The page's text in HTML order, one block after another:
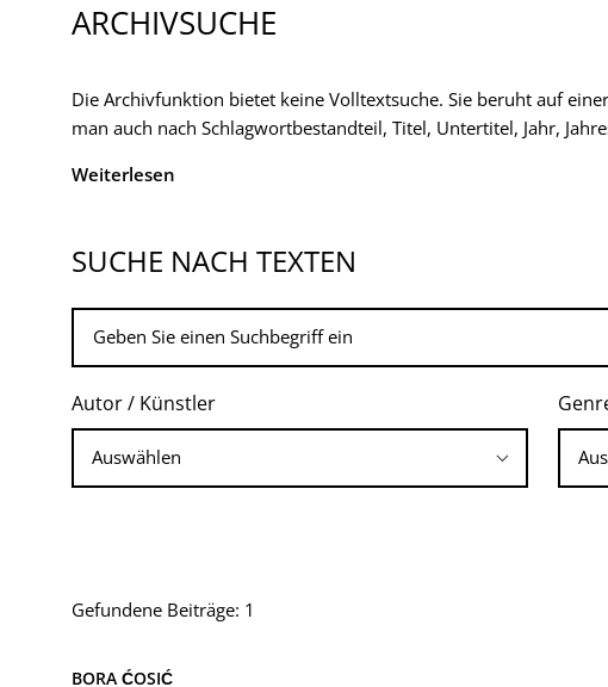
ARCHIVSUCHE
Die Archivfunktion bietet keine Volltextsuche. Sie beruht auf
man auch nach Schlagwortbestandteil, Titel, Untertitel, Jahr,
Weiterlesen
SUCHE NACH TEXTEN
Autor / Künstler
Gefundene Beiträge: 1
BORA ĆOSIĆ